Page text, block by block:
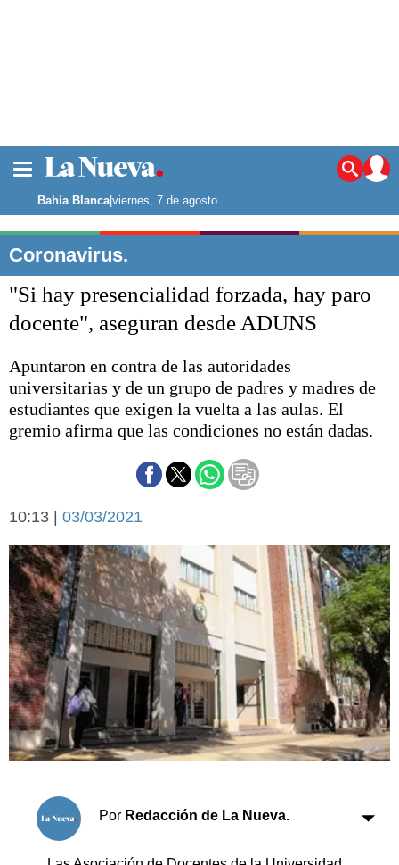
Noticias
La ciudad
Punta Alta
El mundo
Seguridad
Deportes
Escenario Olímpico
Liga del Sur
Básquetbol
Fútbol
Federal A
Aplausos
Con el campo
Espacio empresas
Sociedad y tiempo
libre
Sociedad
Tecnología
Turismo
Salud
Es viral
El tiempo
Cartón Lleno
Clasificados
Horóscopo
Suplementos
Bahía Blanca|viernes, 7 de agosto
Coronavirus.
"Si hay presencialidad forzada, hay paro
docente", aseguran desde ADUNS
Apuntaron en contra de las autoridades
universitarias y de un grupo de padres y madres de
estudiantes que exigen la vuelta a las aulas. El
gremio afirma que las condiciones no están dadas.
10:13 | 03/03/2021
Por Redacción de La Nueva.